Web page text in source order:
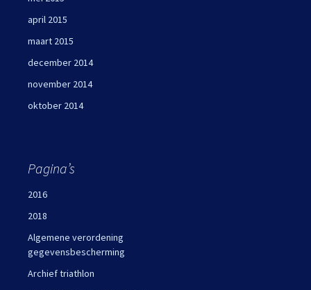
april 2015
maart 2015
december 2014
november 2014
oktober 2014
Pagina’s
2016
2018
Algemene verordening
gegevensbescherming
Archief triathlon